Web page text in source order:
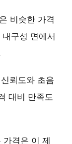
비슷한 가격
구성 면에서
뢰도와 초음
대비 만족도
격은 이 제